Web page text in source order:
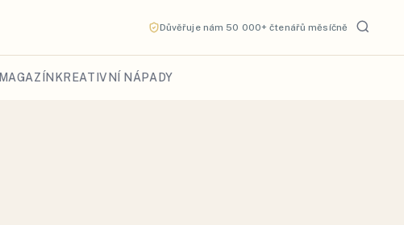
Důvěřuje nám 50 000+ čtenářů měsíčně
MAGAZÍN KREATIVNÍ NÁPADY